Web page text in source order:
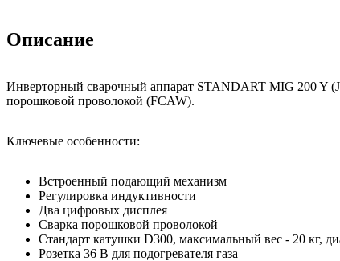
Описание
Инверторный сварочный аппарат STANDART MIG 200 Y
порошковой проволокой (FCAW).
Ключевые особенности:
Встроенный подающий механизм
Регулировка индуктивности
Два цифровых дисплея
Сварка порошковой проволокой
Cтандарт катушки D300, максимальный вес - 20 кг,
Розетка 36 В для подогревателя газа